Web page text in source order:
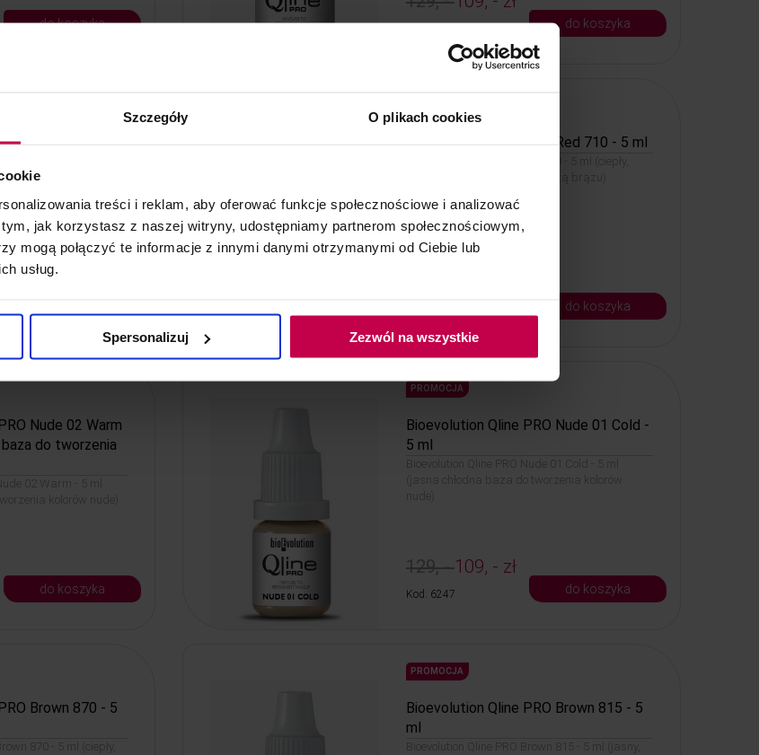
Szczegóły O plikach cookies
treści i reklam, aby oferować funkcje społecznościowe i analizować
jak korzystasz z naszej witryny, udostępniamy partnerom społecznościowym,
mogą połączyć te informacje z innymi danymi otrzymanymi od Ciebie lub
usług.
Spersonalizuj Zezwól na wszystkie
do koszyka do koszyka
Red 711 - 5 ml Bioevolution Qline PRO Red 710 - 5 ml
pudrowy delikatny kolor z nutką brązu)
do koszyka
Nude 02 Warm
do tworzenia
02 Warm - 5 ml
kolorów nude)
do koszyka
PROMOCJA
Bioevolution Qline PRO Nude 01 Cold -
5 ml
Bioevolution Qline PRO Nude 01 Cold - 5 ml
(jasna chłodna baza do tworzenia kolorów
129, -109, - zł
Kod: 6247 do koszyka
Brown 870 - 5
870 - 5 ml (ciepły,
PROMOCJA
Bioevolution Qline PRO Brown 815 - 5
ml
Bioevolution Qline PRO Brown 815 - 5 ml (jasny,